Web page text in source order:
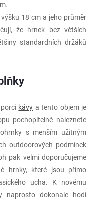
18 cm a jeho průměr
že hrnek bez větších
standardních držáků
kávy a tento objem je
pochopitelně naleznete
s menším užitným
outdoorových podmínek
pak velmi doporučujeme
hrnky, které jsou přímo
ucha. K novému
naprosto dokonale hodí